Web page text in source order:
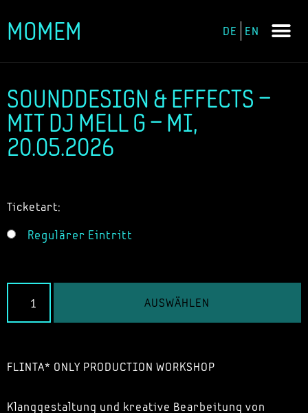
Zum
MOMEM DE EN
SOUNDDESIGN & EFFECTS –
MIT DJ MELL G – MI,
20.05.2026
Ticketart:
Regulärer Eintritt
AUSWÄHLEN
FLINTA* ONLY PRODUCTION WORKSHOP
Klanggestaltung und kreative Bearbeitung von